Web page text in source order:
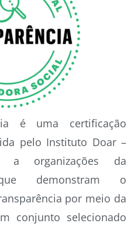
é uma certificação
pelo Instituto Doar –
a organizações da
demonstram o
por meio da
conjunto selecionado